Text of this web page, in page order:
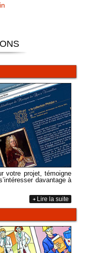
votre projet, témoigne
davantage à
Lire la suite